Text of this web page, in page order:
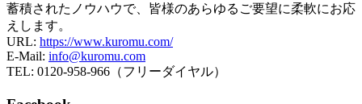
蓄積されたノウハウで、皆様のあらゆるご要望に柔軟にお応
えします。
URL: https://www.kuromu.com/
E-Mail: info@kuromu.com
TEL: 0120-958-966（フリーダイヤル）